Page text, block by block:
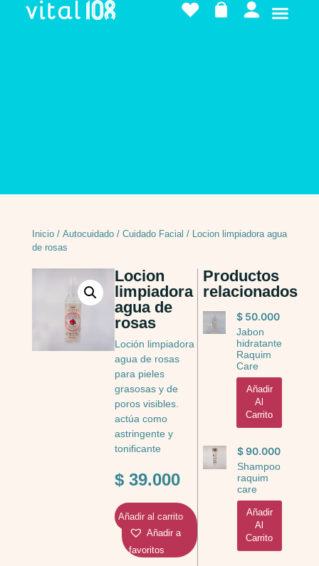
Inicio/ Autocuidado/ Cuidado Facial / Locion limpiadora agua
de rosas
Locion
limpiadora
agua de
rosas
Loción limpiadora
agua de rosas
para pieles
grasosas y de
poros visibles.
actúa como
astringente y
tonificante
$39.000
Añadir al carrito
Añadir a
favoritos
Productos
relacionados
$ 50.000
Jabon
hidratante
Raquim
Care
Añadir
Al
Carrito
$90.000
Shampoo
raquim
care
Añadir
Al
Carrito